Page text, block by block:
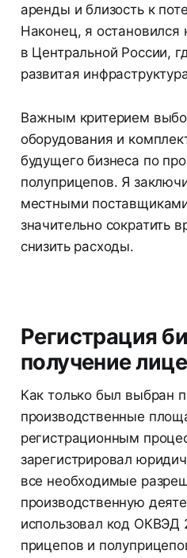
аренды и близость к
Наконец, я
в Центральной России,
развитая
Важным критерием
оборудования и
будущего бизнеса по
полуприцепов. Я
местными
значительно сократить
снизить расходы.
Регистрация
получение
Как только был выбран
производственные
регистрационным
зарегистрировал
все необходимые
производственную
использовал код ОКВЭД
прицепов и